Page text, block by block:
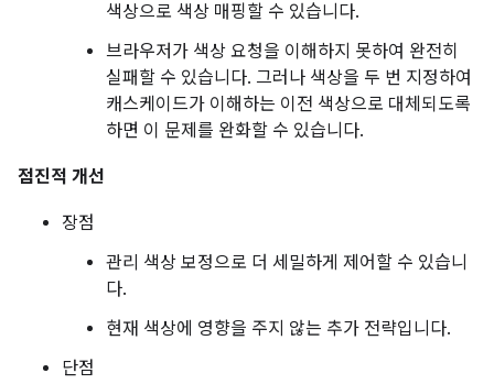
색상으로 색상 매핑할 수 있습니다.
브라우저가 색상 요청을 이해하지 못하여 완전히
실패할 수 있습니다. 그러나 색상을 두 번 지정하여
캐스케이드가 이해하는 이전 색상으로 대체되도록
하면 이 문제를 완화할 수 있습니다.
점진적 개선
장점
관리 색상 보정으로 더 세밀하게 제어할 수 있습니
다.
현재 색상에 영향을 주지 않는 추가 전략입니다.
단점